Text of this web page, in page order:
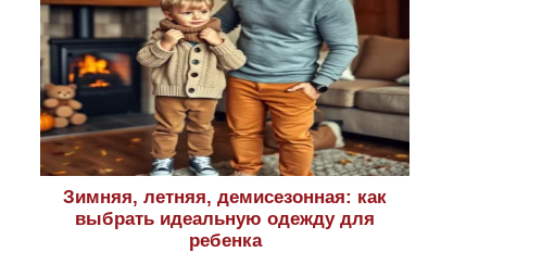
Зимняя, летняя, демисезонная: как
выбрать идеальную одежду для
ребенка